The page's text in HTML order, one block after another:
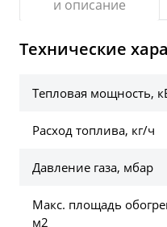
и описание
Технические
Тепловая мощность,
Расход топлива, кг/ч
Давление газа, мбар
Макс. площадь
м2